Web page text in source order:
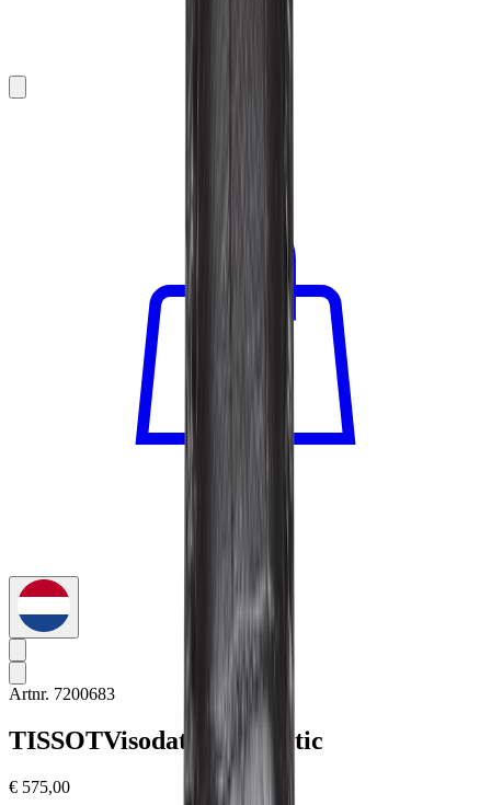
Artnr. 7200683
TISSOTVisodate Automatic
€ 575,00